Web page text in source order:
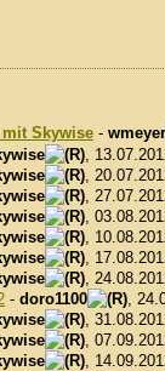
mit Skywise - wmeyer
,
,
,
,
,
,
,
- doro1100
,
,
,
,